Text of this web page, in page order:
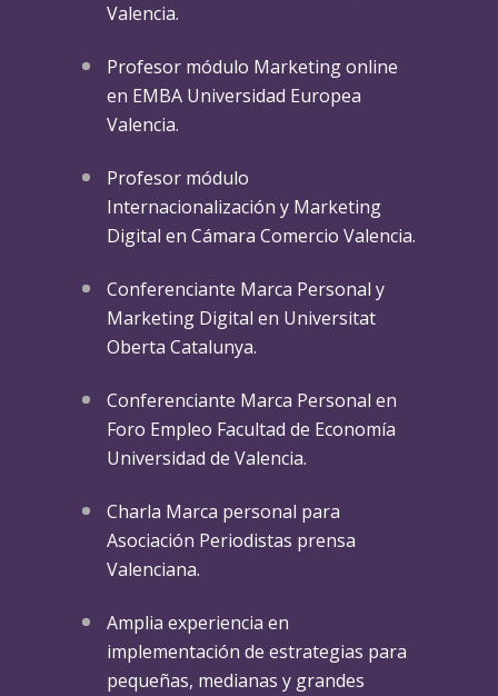
Valencia.
Profesor módulo Marketing online
en EMBA Universidad Europea
Valencia.
Profesor módulo
Internacionalización y Marketing
Digital en Cámara Comercio Valencia.
Conferenciante Marca Personal y
Marketing Digital en Universitat
Oberta Catalunya.
Conferenciante Marca Personal en
Foro Empleo Facultad de Economía
Universidad de Valencia.
Charla Marca personal para
Asociación Periodistas prensa
Valenciana.
Amplia experiencia en
implementación de estrategias para
pequeñas, medianas y grandes